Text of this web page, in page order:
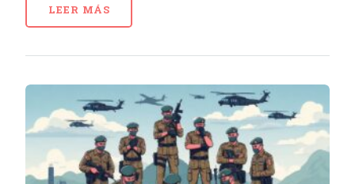
LEER MÁS